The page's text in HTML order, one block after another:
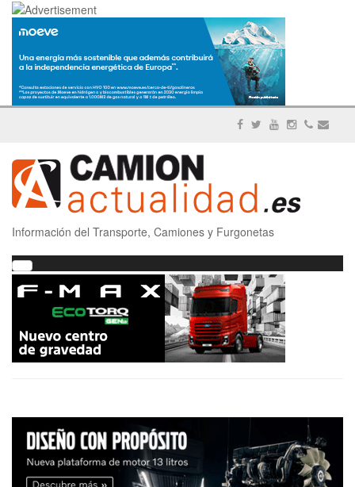
Información del Transporte, Camiones y Furgonetas